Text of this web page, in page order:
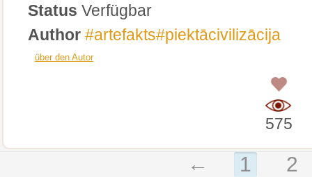
Status Verfügbar
Author #artefakts#piektācivilizācija
über den Autor
575
← 1 2